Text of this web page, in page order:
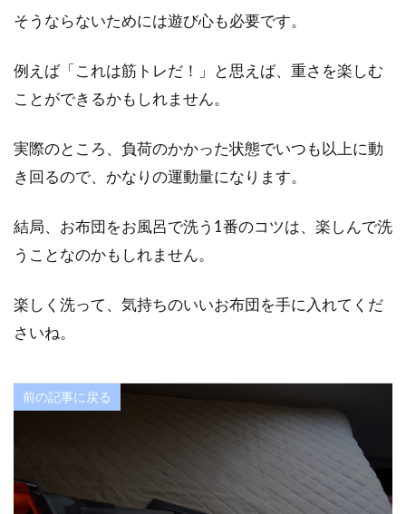
そうならないためには遊び心も必要です。
例えば「これは筋トレだ！」と思えば、重さを楽しむ
ことができるかもしれません。
実際のところ、負荷のかかった状態でいつも以上に動
き回るので、かなりの運動量になります。
結局、お布団をお風呂で洗う1番のコツは、楽しんで洗
うことなのかもしれません。
楽しく洗って、気持ちのいいお布団を手に入れてくだ
さいね。
前の記事に戻る